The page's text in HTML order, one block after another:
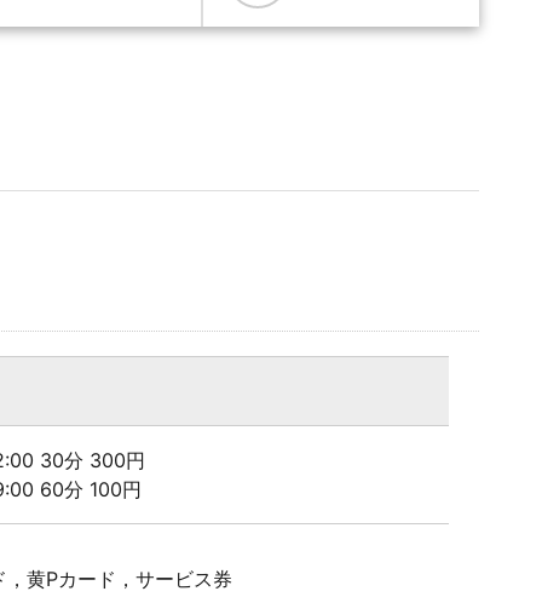
30分 300円
60分 100円
黄Pカード，サービス券